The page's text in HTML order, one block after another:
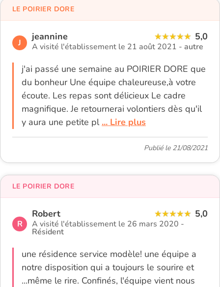
J
jeannine 5,0
A visité l'établissement le 21 août 2021 - autre
j'ai passé une semaine au POIRIER DORE que
du bonheur Une équipe chaleureuse,à votre
écoute. Les repas sont délicieux Le cadre
magnifique. Je retournerai volontiers dès qu'il
y aura une petite pl ... Lire plus
LE POIRIER DORE
Publié le 21/08/2021
R
Robert 5,0
A visité l'établissement le 26 mars 2020 -
Résident
une résidence service modèle! une équipe a
notre disposition qui a toujours le sourire et
...même le rire. Confinés, l'équipe vient nous
LE POIRIER DORE